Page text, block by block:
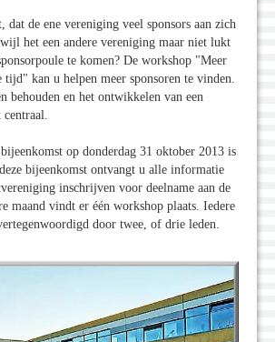
dat de ene vereniging veel sponsors aan zich
het een andere vereniging maar niet lukt
te komen? De workshop "Meer
tijd" kan u helpen meer sponsoren te vinden.
behouden en het ontwikkelen van een
centraal.
op donderdag 31 oktober 2013 is
bijeenkomst ontvangt u alle informatie
inschrijven voor deelname aan de
maand vindt er één workshop plaats. Iedere
door twee, of drie leden.